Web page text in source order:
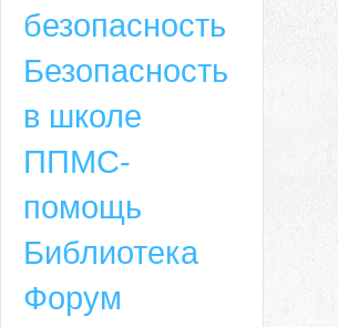
безопасность
Безопасность
в школе
ППМС-
помощь
Библиотека
Форум